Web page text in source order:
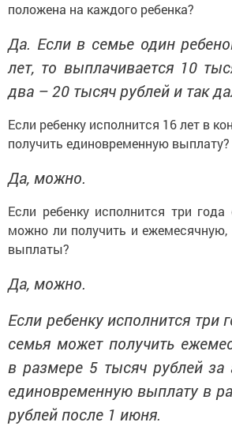
положена на каждого ребенка?
Да. Если в семье один
лет, то выплачивается 10
два – 20 тысяч рублей и так
Если ребенку исполнится 16 лет в
получить единовременную выплату?
Да, можно.
Если ребенку исполнится три
можно ли получить и
выплаты?
Да, можно.
Если ребенку исполнится три
семья может получить
в размере 5 тысяч рублей за
единовременную выплату в
рублей после 1 июня.